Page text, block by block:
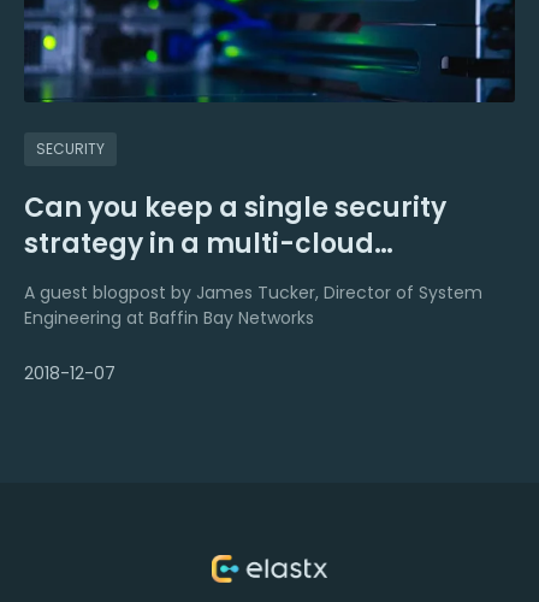
SECURITY
Can you keep a single security
strategy in a multi-cloud
environment?
A guest blogpost by James Tucker, Director of System
Engineering at Baffin Bay Networks
2018-12-07